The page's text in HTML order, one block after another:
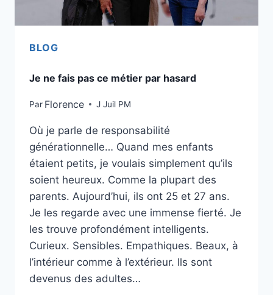
BLOG
Je ne fais pas ce métier par hasard
Par Florence J Juil PM
Où je parle de responsabilité
générationnelle… Quand mes enfants
étaient petits, je voulais simplement qu’ils
soient heureux. Comme la plupart des
parents. Aujourd’hui, ils ont 25 et 27 ans.
Je les regarde avec une immense fierté. Je
les trouve profondément intelligents.
Curieux. Sensibles. Empathiques. Beaux, à
l’intérieur comme à l’extérieur. Ils sont
devenus des adultes…